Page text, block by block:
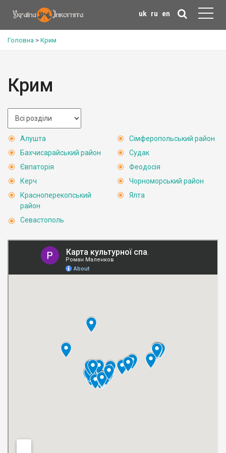
uk ru en
Головна > Крим
Крим
Алушта
Бахчисарайський район
Євпаторія
Керч
Красноперекопський
район
Севастополь
Сімферопольський район
Судак
Феодосія
Чорноморський район
Ялта